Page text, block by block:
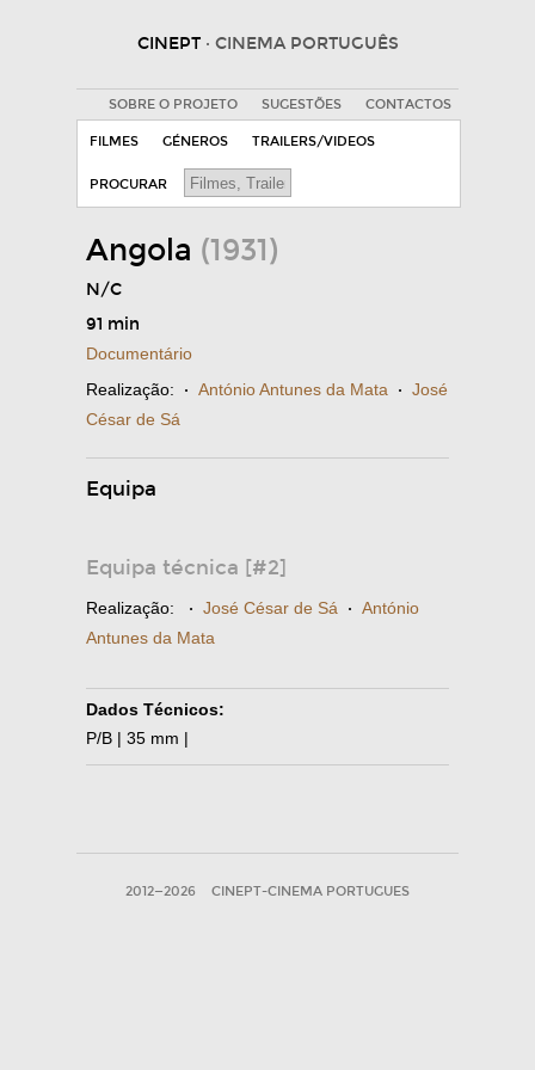
CINEPT · CINEMA PORTUGUÊS
SOBRE O PROJETO SUGESTÕES CONTACTOS
FILMES GÉNEROS TRAILERS/VIDEOS
PROCURAR
Angola (1931)
N/C
91 min
Documentário
Realização: · António Antunes da Mata · José
César de Sá
Equipa
Equipa técnica [#2]
Realização: · José César de Sá · António
Antunes da Mata
Dados Técnicos:
P/B | 35 mm |
2012—2026 CINEPT-CINEMA PORTUGUES